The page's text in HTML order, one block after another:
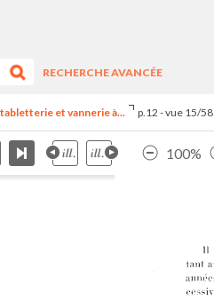
RECHERCHE AVANCÉE
et vannerie à... p.12 - vue 15/58
100%